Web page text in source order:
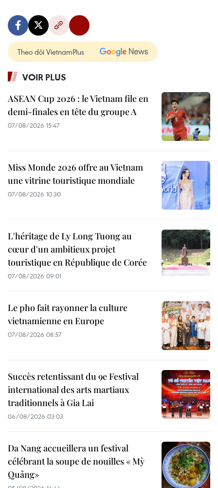
Theo dõi VietnamPlus
VOIR PLUS
ASEAN Cup 2026 : le Vietnam file en
demi-finales en tête du groupe A
07/08/2026 15:47
Miss Monde 2026 offre au Vietnam
une vitrine touristique mondiale
07/08/2026 10:30
L'héritage de Ly Long Tuong au
cœur d'un ambitieux projet
touristique en République de Corée
07/08/2026 09:01
Le pho fait rayonner la culture
vietnamienne en Europe
07/08/2026 08:57
Succès retentissant du 9e Festival
international des arts martiaux
traditionnels à Gia Lai
06/08/2026 03:03
Da Nang accueillera un festival
célébrant la soupe de nouilles « Mỳ
Quảng»